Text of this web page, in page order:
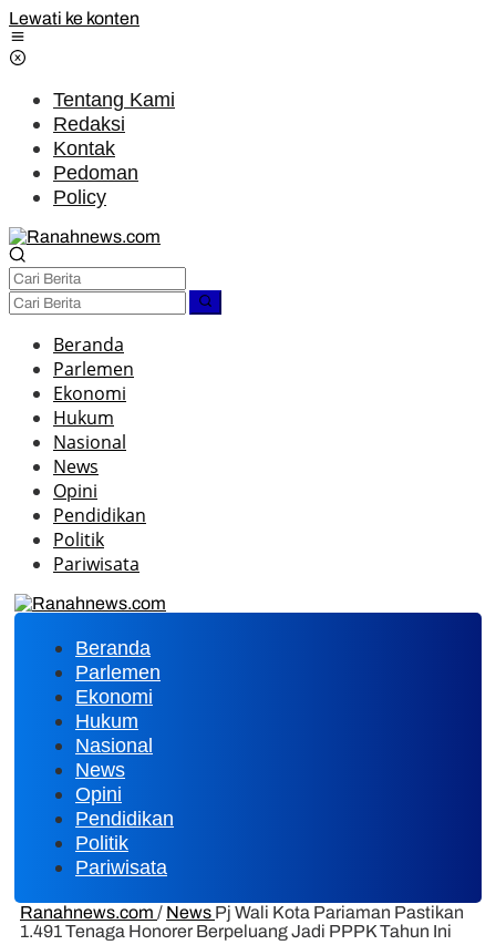
Lewati ke konten
Tentang Kami
Redaksi
Kontak
Pedoman
Policy
Beranda
Parlemen
Ekonomi
Hukum
Nasional
News
Opini
Pendidikan
Politik
Pariwisata
Beranda
Parlemen
Ekonomi
Hukum
Nasional
News
Opini
Pendidikan
Politik
Pariwisata
Ranahnews.com / News Pj Wali Kota Pariaman Pastikan
1.491 Tenaga Honorer Berpeluang Jadi PPPK Tahun Ini